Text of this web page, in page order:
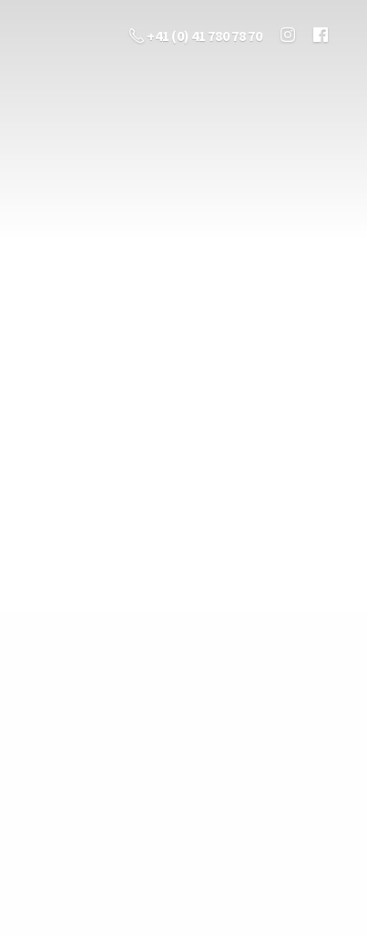
+41 (0) 41 780 78 70